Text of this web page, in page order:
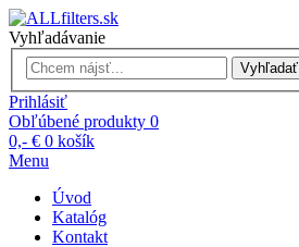
Vyhľadávanie
Vyhľadať
Prihlásiť
Obľúbené produkty 0
0,- € 0 košík
Menu
Úvod
Katalóg
Kontakt